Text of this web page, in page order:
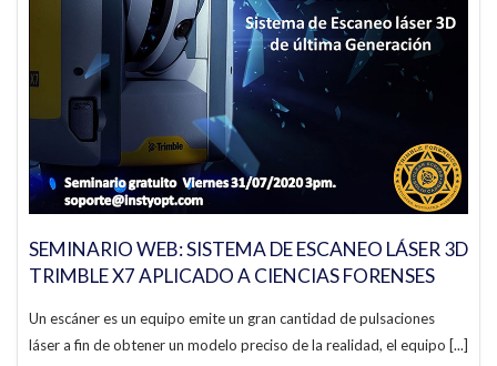
SEMINARIO WEB: SISTEMA DE ESCANEO LÁSER 3D
TRIMBLE X7 APLICADO A CIENCIAS FORENSES
Un escáner es un equipo emite un gran cantidad de pulsaciones
láser a fin de obtener un modelo preciso de la realidad, el equipo [...]